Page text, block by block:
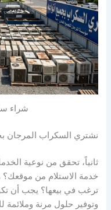
شراء
نشتري السكراب المرجان
ثانياً، تحقق من نوعية
خدمة الاستلام من موقعك؟
ترغب في بيعها؟ يجب أن
وتوفير حلول مرنة وملائمة